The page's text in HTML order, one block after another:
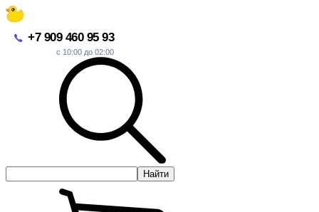
+7 909 460 95 93
с 10:00 до 02:00
Найти